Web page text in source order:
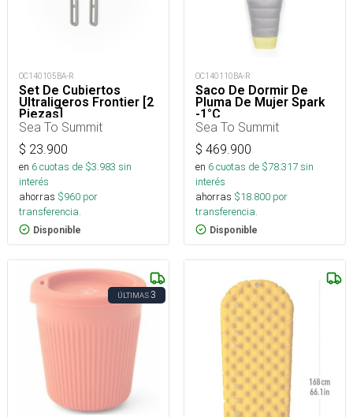
OC140105BA-R
Set De Cubiertos
Ultraligeros Frontier [2
Piezas]
Sea To Summit
$ 23.900
en 6cuotas de $3.983 sin
interés
ahorras $960 por
transferencia.
Disponible
OC140110BA-R
Saco De Dormir De
Pluma De Mujer Spark
-1°C
Sea To Summit
$ 469.900
en 6cuotas de $78.317sin
interés
ahorras $18.800 por
transferencia.
Disponible
ÚLTIMAS3